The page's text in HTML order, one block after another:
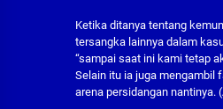
Ketika ditanya tentang
tersangka lainnya dalam
“sampai saat ini kami tetap
Selain itu ia juga mengambil
arena persidangan nantinya.